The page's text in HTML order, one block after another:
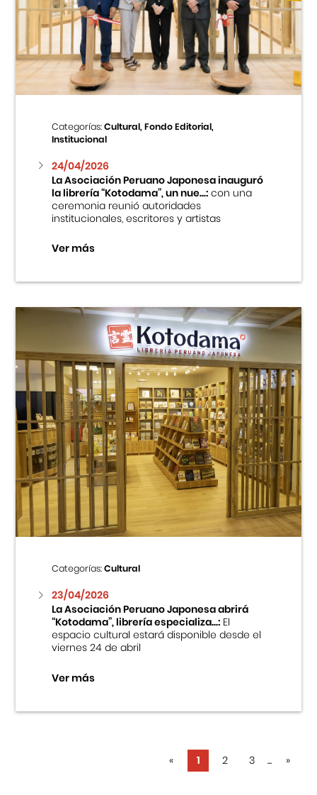
Categorías:Cultural, Fondo Editorial,
Institucional
24/04/2026
La Asociación Peruano Japonesa inauguró
la librería “Kotodama”, un nue...:con una
ceremonia reunió autoridades
institucionales, escritores y artistas
Ver más
Categorías:Cultural
23/04/2026
La Asociación Peruano Japonesa abrirá
“Kotodama”, librería especializa...:El
espacio cultural estará disponible desde el
viernes 24 de abril
Ver más
« 1 2 3 ... »